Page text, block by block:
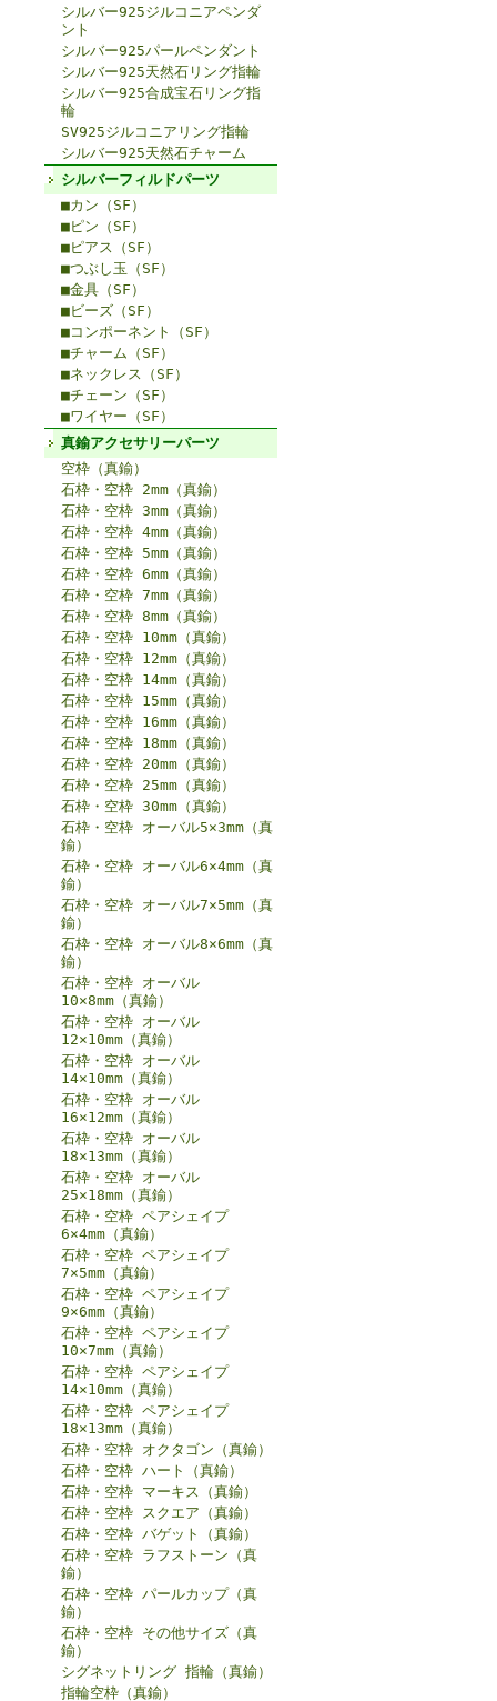
シルバー925ジルコニアペンダ
ント
シルバー925パールペンダント
シルバー925天然石リング指輪
シルバー925合成宝石リング指
輪
SV925ジルコニアリング指輪
シルバー925天然石チャーム
シルバーフィルドパーツ
■カン（SF）
■ピン（SF）
■ピアス（SF）
■つぶし玉（SF）
■金具（SF）
■ビーズ（SF）
■コンポーネント（SF）
■チャーム（SF）
■ネックレス（SF）
■チェーン（SF）
■ワイヤー（SF）
真鍮アクセサリーパーツ
空枠（真鍮）
石枠・空枠 2mm（真鍮）
石枠・空枠 3mm（真鍮）
石枠・空枠 4mm（真鍮）
石枠・空枠 5mm（真鍮）
石枠・空枠 6mm（真鍮）
石枠・空枠 7mm（真鍮）
石枠・空枠 8mm（真鍮）
石枠・空枠 10mm（真鍮）
石枠・空枠 12mm（真鍮）
石枠・空枠 14mm（真鍮）
石枠・空枠 15mm（真鍮）
石枠・空枠 16mm（真鍮）
石枠・空枠 18mm（真鍮）
石枠・空枠 20mm（真鍮）
石枠・空枠 25mm（真鍮）
石枠・空枠 30mm（真鍮）
石枠・空枠 オーバル5×3mm（真
鍮）
石枠・空枠 オーバル6×4mm（真
鍮）
石枠・空枠 オーバル7×5mm（真
鍮）
石枠・空枠 オーバル8×6mm（真
鍮）
石枠・空枠 オーバル
10×8mm（真鍮）
石枠・空枠 オーバル
12×10mm（真鍮）
石枠・空枠 オーバル
14×10mm（真鍮）
石枠・空枠 オーバル
16×12mm（真鍮）
石枠・空枠 オーバル
18×13mm（真鍮）
石枠・空枠 オーバル
25×18mm（真鍮）
石枠・空枠 ペアシェイプ
6×4mm（真鍮）
石枠・空枠 ペアシェイプ
7×5mm（真鍮）
石枠・空枠 ペアシェイプ
9×6mm（真鍮）
石枠・空枠 ペアシェイプ
10×7mm（真鍮）
石枠・空枠 ペアシェイプ
14×10mm（真鍮）
石枠・空枠 ペアシェイプ
18×13mm（真鍮）
石枠・空枠 オクタゴン（真鍮）
石枠・空枠 ハート（真鍮）
石枠・空枠 マーキス（真鍮）
石枠・空枠 スクエア（真鍮）
石枠・空枠 バゲット（真鍮）
石枠・空枠 ラフストーン（真
鍮）
石枠・空枠 パールカップ（真
鍮）
石枠・空枠 その他サイズ（真
鍮）
シグネットリング 指輪（真鍮）
指輪空枠（真鍮）